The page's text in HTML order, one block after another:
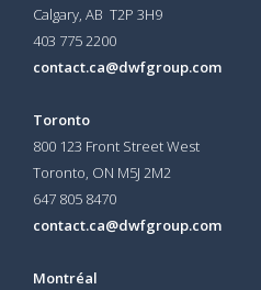
Calgary, AB T2P 3H9
403 775 2200
contact.ca@dwfgroup.com
Toronto
800 123 Front Street West
Toronto, ON M5J 2M2
647 805 8470
contact.ca@dwfgroup.com
Montréal